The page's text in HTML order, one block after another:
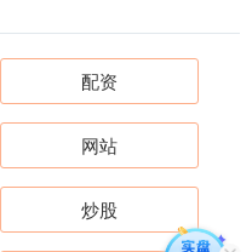
配资
网站
炒股